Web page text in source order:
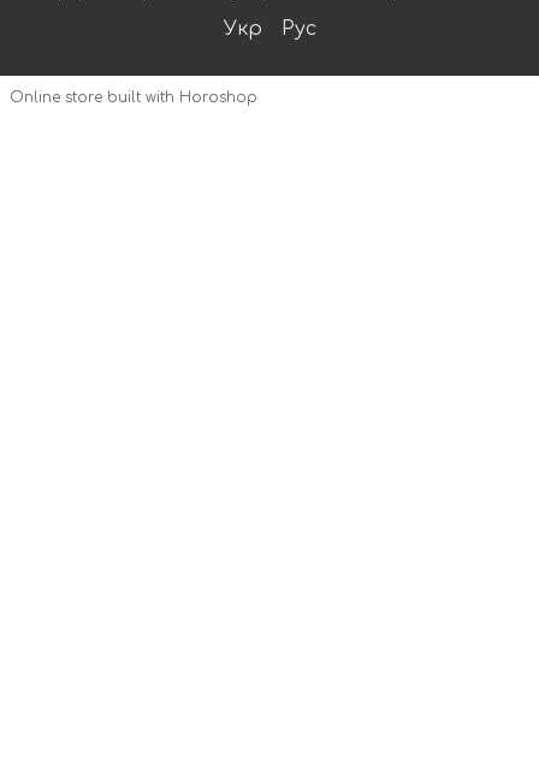
Укр Рус
Online store built with Horoshop